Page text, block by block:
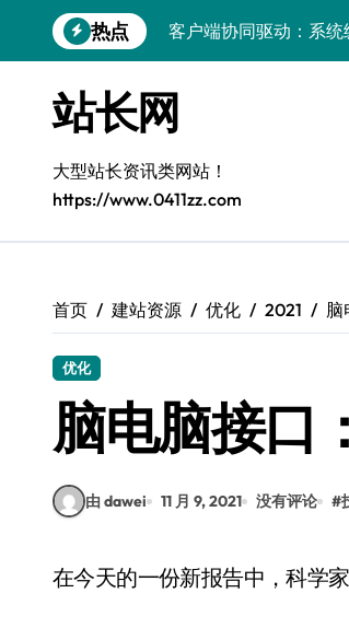
到
热点
客户端协同驱动：系
容器技术领航，编排策
容器部署与编排优化：
容器部署与编排：重塑
破局之道：大模型平
VR创业新路径：模式
科技赋能：系统容器
站长网
大型站长资讯类网站！
https://www.0411zz.com
首页 建站资源 优化 2021 脑
优化
脑电脑接口
由 dawei 11 月 9, 2021 没有评论 #
在今天的一份新报告中，科学